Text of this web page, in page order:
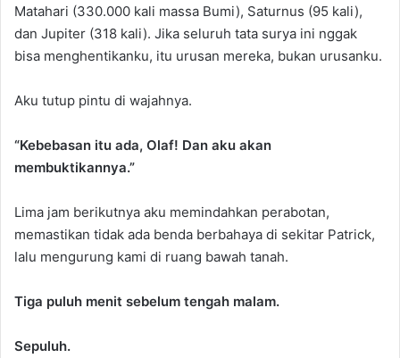
Matahari (330.000 kali massa Bumi), Saturnus (95 kali),
dan Jupiter (318 kali). Jika seluruh tata surya ini nggak
bisa menghentikanku, itu urusan mereka, bukan urusanku.
Aku tutup pintu di wajahnya.
“Kebebasan itu ada, Olaf! Dan aku akan
membuktikannya.”
Lima jam berikutnya aku memindahkan perabotan,
memastikan tidak ada benda berbahaya di sekitar Patrick,
lalu mengurung kami di ruang bawah tanah.
Tiga puluh menit sebelum tengah malam.
Sepuluh.